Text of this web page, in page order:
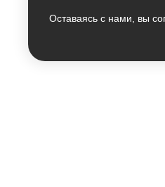
Оставаясь с нами, вы